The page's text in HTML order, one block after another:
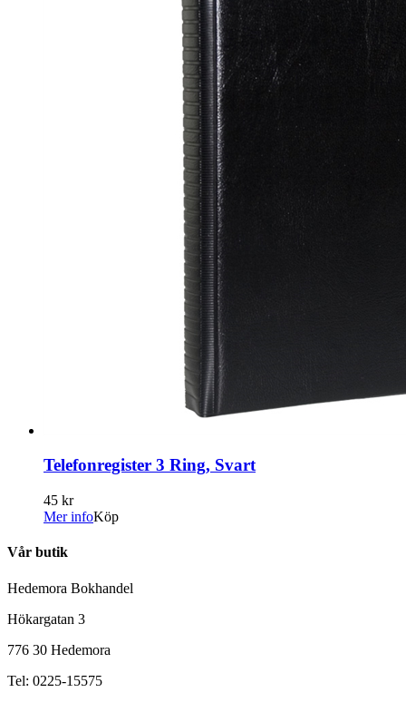
Telefonregister 3 Ring, Svart
45 kr
Mer infoKöp
Vår butik
Hedemora Bokhandel
Hökargatan 3
776 30 Hedemora
Tel: 0225-15575